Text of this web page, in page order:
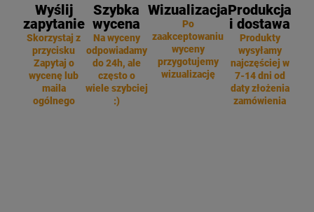
Wyślij
zapytanie
Skorzystaj z
przycisku
Zapytaj o
wycenę lub
maila
ogólnego
Szybka
wycena
Na wyceny
odpowiadamy
do 24h, ale
często o
wiele szybciej
:)
Wizualizacja
Po
zaakceptowaniu
wyceny
przygotujemy
wizualizację
Produkcja
i dostawa
Produkty
wysyłamy
najczęściej w
7-14 dni od
daty złożenia
zamówienia